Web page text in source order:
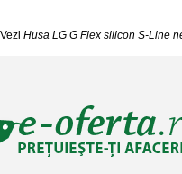
Vezi Husa LG G Flex silicon S-Line